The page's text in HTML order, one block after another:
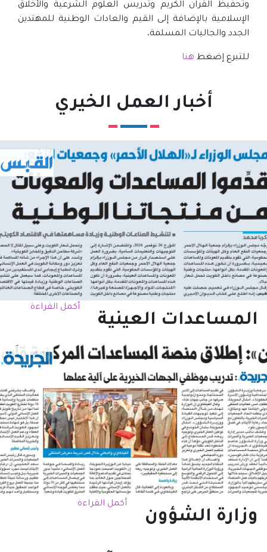
وتحفيظ القرآن الكريم وتدريس العلوم الشرعية والأخلاق
الإسلامية بالإضافة إلى القيم والعادات الوطنية للمهتدين
الجدد والجاليات المسلمة،
للتبرع إضغط هنا
أخبار العمل الخيري
المساعدات العينية
أكمل القراءة
وزارة الشؤون
أكمل القراءة